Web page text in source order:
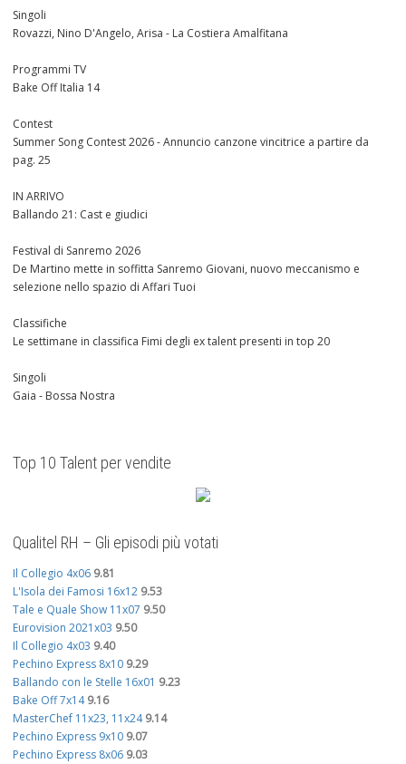
Singoli
Rovazzi, Nino D'Angelo, Arisa - La Costiera Amalfitana
Programmi TV
Bake Off Italia 14
Contest
Summer Song Contest 2026 - Annuncio canzone vincitrice a partire da
pag. 25
IN ARRIVO
Ballando 21: Cast e giudici
Festival di Sanremo 2026
De Martino mette in soffitta Sanremo Giovani, nuovo meccanismo e
selezione nello spazio di Affari Tuoi
Classifiche
Le settimane in classifica Fimi degli ex talent presenti in top 20
Singoli
Gaia - Bossa Nostra
Top 10 Talent per vendite
Qualitel RH – Gli episodi più votati
Il Collegio 4x06 9.81
L'Isola dei Famosi 16x12 9.53
Tale e Quale Show 11x07 9.50
Eurovision 2021x03 9.50
Il Collegio 4x03 9.40
Pechino Express 8x10 9.29
Ballando con le Stelle 16x01 9.23
Bake Off 7x14 9.16
MasterChef 11x23, 11x24 9.14
Pechino Express 9x10 9.07
Pechino Express 8x06 9.03